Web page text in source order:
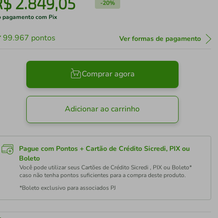
-20%
pagamento com Pix
99.967 pontos Ver formas de pagamento
Comprar agora
Adicionar ao carrinho
Pague com Pontos + Cartão de Crédito Sicredi, PIX ou
Boleto
Você pode utilizar seus Cartões de Crédito Sicredi , PIX ou Boleto*
caso não tenha pontos suficientes para a compra deste produto.
*Boleto exclusivo para associados PJ